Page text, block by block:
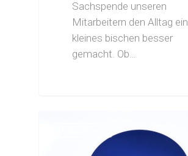
Sachspende unseren
Mitarbeitern den Alltag ein
kleines bischen besser
gemacht. Ob…